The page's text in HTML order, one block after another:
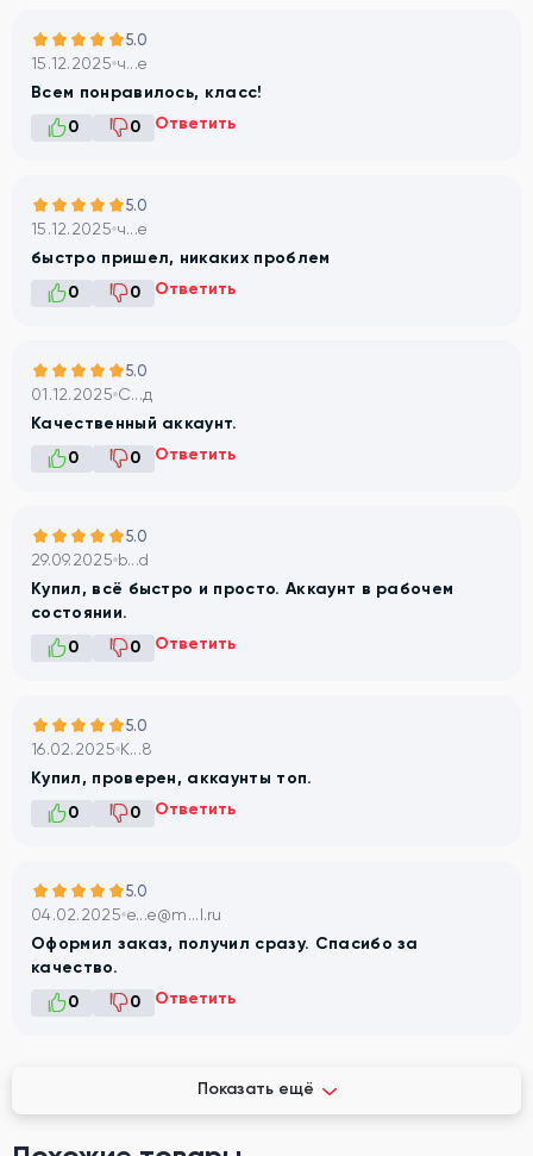
5.0
15.12.2025 ч...е
Всем понравилось, класс!
0
0 Ответить
5.0
15.12.2025 ч...е
быстро пришел, никаких проблем
0
0 Ответить
5.0
01.12.2025 С...д
Качественный аккаунт.
0
0 Ответить
5.0
29.09.2025 b...d
Купил, всё быстро и просто. Аккаунт в рабочем
состоянии.
0
0 Ответить
5.0
16.02.2025 K...8
Купил, проверен, аккаунты топ.
0
0 Ответить
5.0
04.02.2025 e...e@m...l.ru
Оформил заказ, получил сразу. Спасибо за
качество.
0
0 Ответить
Показать ещё